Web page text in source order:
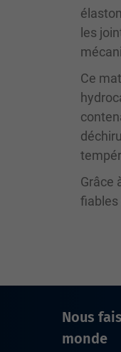
les
Ce
Grâce
fiables
Nous
monde